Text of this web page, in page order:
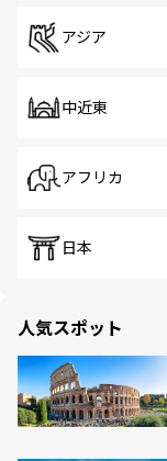
アジア
中近東
アフリカ
日本
人気スポット